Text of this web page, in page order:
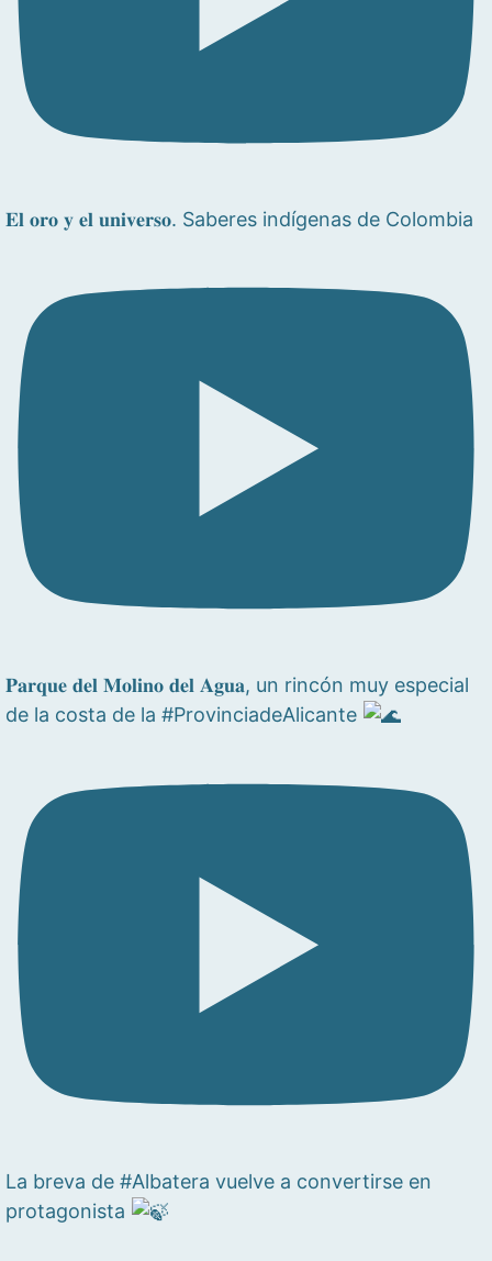
𝐄𝐥 𝐨𝐫𝐨 𝐲 𝐞𝐥 𝐮𝐧𝐢𝐯𝐞𝐫𝐬𝐨. Saberes indígenas de Colombia
𝐏𝐚𝐫𝐪𝐮𝐞 𝐝𝐞𝐥 𝐌𝐨𝐥𝐢𝐧𝐨 𝐝𝐞𝐥 𝐀𝐠𝐮𝐚, un rincón muy especial
de la costa de la #ProvinciadeAlicante
La breva de #Albatera vuelve a convertirse en
protagonista